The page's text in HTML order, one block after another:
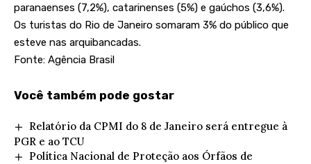
paranaenses (7,2%), catarinenses (5%) e gaúchos (3,6%).
Os turistas do Rio de Janeiro somaram 3% do público que
esteve nas arquibancadas.
Fonte: Agência Brasil
Você também pode gostar
Relatório da CPMI do 8 de Janeiro será entregue à
PGR e ao TCU
Política Nacional de Proteção aos Órfãos de